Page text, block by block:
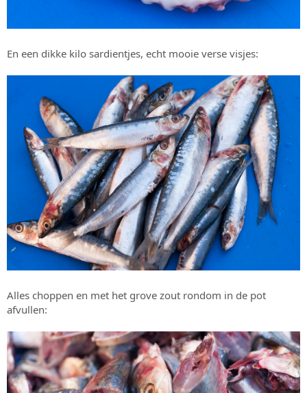
En een dikke kilo sardientjes, echt mooie verse visjes:
Alles choppen en met het grove zout rondom in de pot
afvullen: